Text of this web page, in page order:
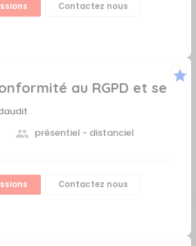
Contactez nous
au RGPD et se
présentiel - distanciel
Contactez nous
star